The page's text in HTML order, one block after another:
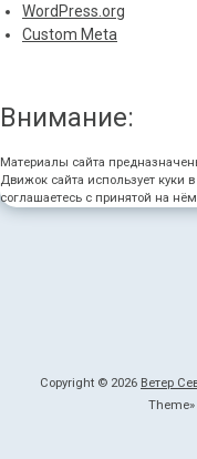
WordPress.org
Custom Meta
Внимание:
Материалы сайта
Движок сайта использует куки
соглашаетесь с принятой на нём
Copyright © 2026 Ветер